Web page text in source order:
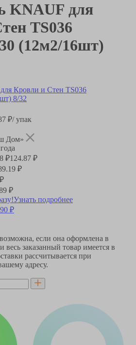
KNAUF для
TS036
(12м2/16шт)
₽/ упак
Дом»
₽124.87 ₽
₽
₽
Узнать подробнее
₽
возможна, если она оформлена в
весь заказанный товар имеется в
рассчитывается при
адресу.